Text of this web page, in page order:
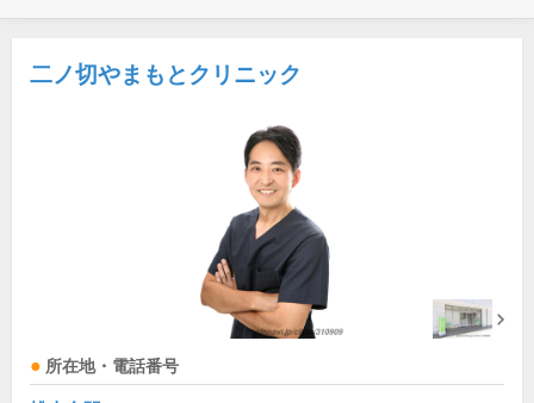
二ノ切やまもとクリニック
所在地・電話番号